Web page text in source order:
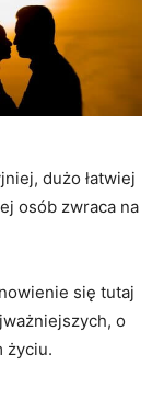
dużo łatwiej
osób zwraca na
się tutaj
o
życiu.